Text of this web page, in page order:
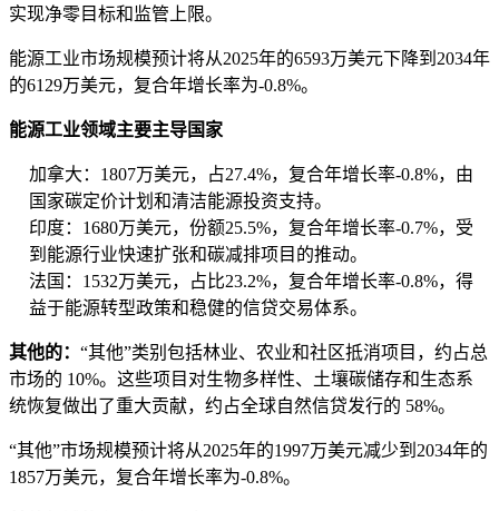
实现净零目标和监管上限。
能源工业市场规模预计将从2025年的6593万美元下降到2034年
的6129万美元，复合年增长率为-0.8%。
能源工业领域主要主导国家
加拿大：1807万美元，占27.4%，复合年增长率-0.8%，由
国家碳定价计划和清洁能源投资支持。
印度：1680万美元，份额25.5%，复合年增长率-0.7%，受
到能源行业快速扩张和碳减排项目的推动。
法国：1532万美元，占比23.2%，复合年增长率-0.8%，得
益于能源转型政策和稳健的信贷交易体系。
其他的： “其他”类别包括林业、农业和社区抵消项目，约占总
市场的 10%。这些项目对生物多样性、土壤碳储存和生态系
统恢复做出了重大贡献，约占全球自然信贷发行的 58%。
“其他”市场规模预计将从2025年的1997万美元减少到2034年的
1857万美元，复合年增长率为-0.8%。